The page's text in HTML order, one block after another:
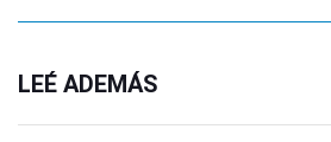
LEÉ ADEMÁS